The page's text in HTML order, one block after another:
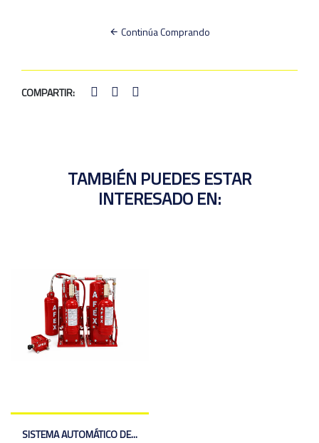
Continúa Comprando
COMPARTIR:
TAMBIÉN PUEDES ESTAR
INTERESADO EN:
SISTEMA AUTOMÁTICO DE...